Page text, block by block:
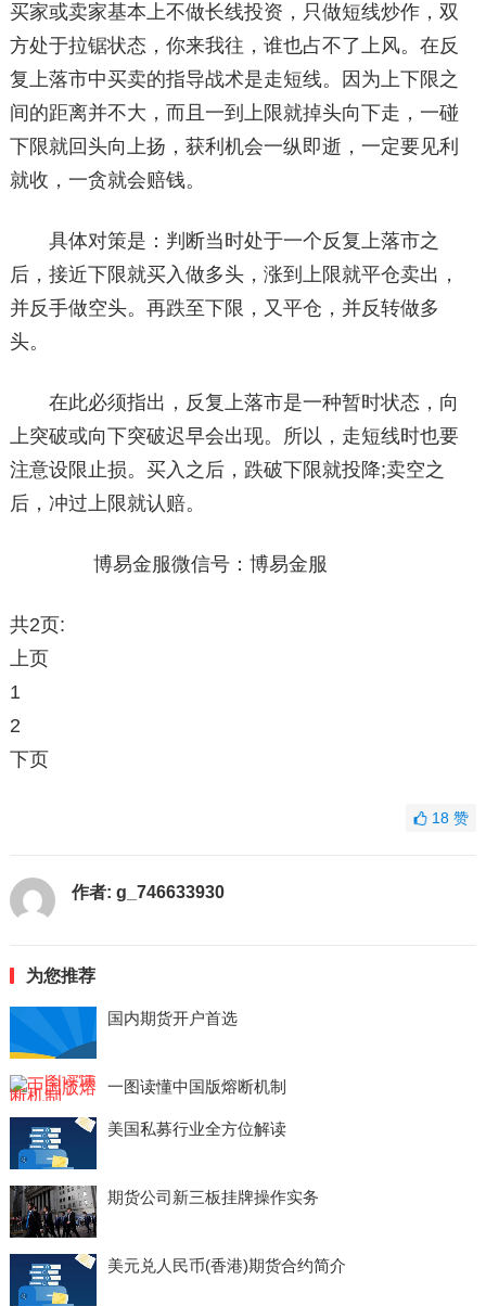
买家或卖家基本上不做长线投资，只做短线炒作，双
方处于拉锯状态，你来我往，谁也占不了上风。在反
复上落市中买卖的指导战术是走短线。因为上下限之
间的距离并不大，而且一到上限就掉头向下走，一碰
下限就回头向上扬，获利机会一纵即逝，一定要见利
就收，一贪就会赔钱。
具体对策是：判断当时处于一个反复上落市之
后，接近下限就买入做多头，涨到上限就平仓卖出，
并反手做空头。再跌至下限，又平仓，并反转做多
头。
在此必须指出，反复上落市是一种暂时状态，向
上突破或向下突破迟早会出现。所以，走短线时也要
注意设限止损。买入之后，跌破下限就投降;卖空之
后，冲过上限就认赔。
博易金服微信号：博易金服
共2页:
上页
1
2
下页
18赞
作者: g_746633930
为您推荐
国内期货开户首选
一图读懂中国版熔断机制
美国私募行业全方位解读
期货公司新三板挂牌操作实务
美元兑人民币(香港)期货合约简介